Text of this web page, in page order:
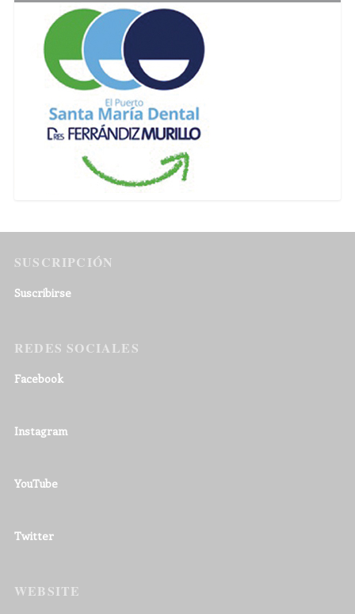
SUSCRIPCIÓN
Suscribirse
REDES SOCIALES
Facebook
Instagram
YouTube
Twitter
WEBSITE